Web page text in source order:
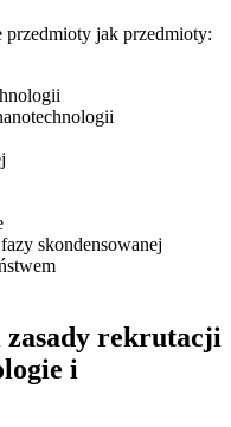
jak przedmioty:
skondensowanej
rekrutacji
i